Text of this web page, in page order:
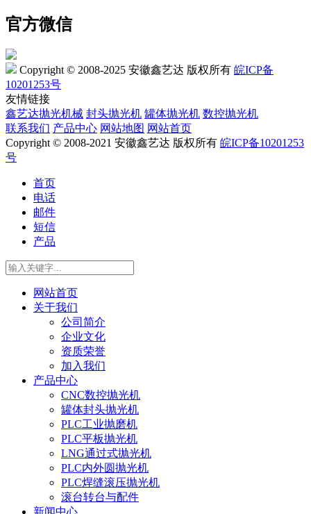
官方微信
Copyright © 2008-2025 安徽鑫艺达 版权所有 皖ICP备
10201253号
友情链接
鑫艺达抛光机械 封头抛光机 罐体抛光机 数控抛光机
联系我们 产品中心 网站地图 网站首页
Copyright © 2008-2021 安徽鑫艺达 版权所有 皖ICP备10201253
号
首页
电话
邮件
短信
产品
网站首页
关于我们
公司简介
企业文化
资质荣誉
加入我们
产品中心
CNC数控抛光机
罐体封头抛光机
PLC工业抛磨机
PLC平板抛光机
LNG通过式抛光机
PLC内外圆抛光机
PLC焊缝滚压抛光机
滚台转台与配件